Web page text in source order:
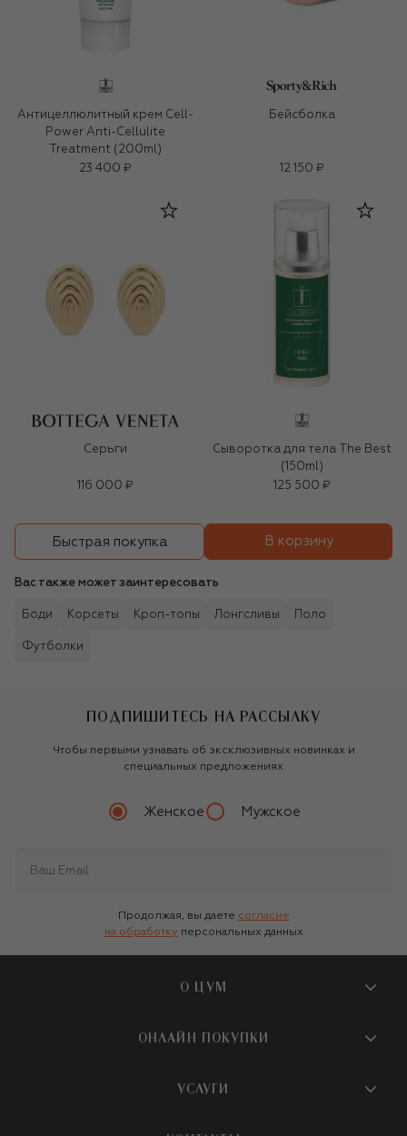
Антицеллюлитный крем Cell-
Power Anti-Cellulite
Treatment (200ml)
23 400 ₽
Бейсболка
12 150 ₽
Серьги
116 000 ₽
Сыворотка для тела The Best
(150ml)
125 500 ₽
Быстрая покупка В корзину
Вас также может заинтересовать
Боди Корсеты Кроп-топы Лонгсливы Поло
Футболки
ПОДПИШИТЕСЬ НА РАССЫЛКУ
Чтобы первыми узнавать об эксклюзивных новинках и
специальных предложениях
Женское Мужское
Продолжая, вы даете согласие
на обработку персональных данных
О ЦУМ
О магазине
Бутики и ПВЗ ЦУМ
ОНЛАЙН ПОКУПКИ
УСЛУГИ